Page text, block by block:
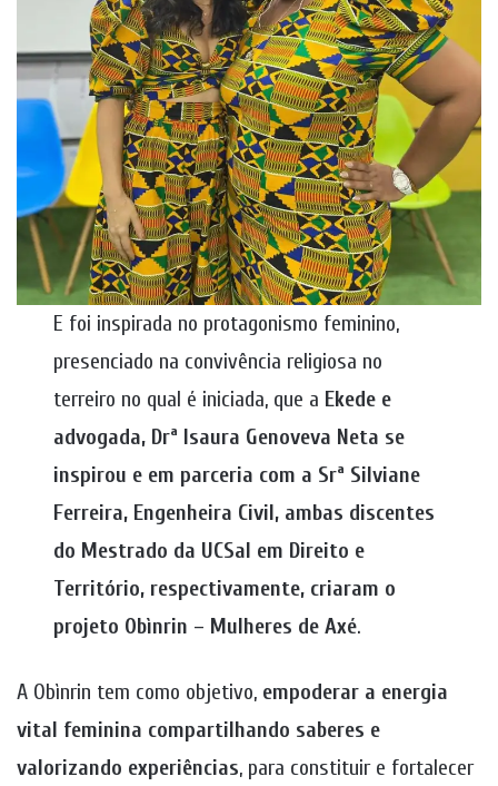
E foi inspirada no protagonismo feminino,
presenciado na convivência religiosa no
terreiro no qual é iniciada, que a Ekede e
advogada, Drª Isaura Genoveva Neta se
inspirou e em parceria com a Srª Silviane
Ferreira, Engenheira Civil, ambas discentes
do Mestrado da UCSal em Direito e
Território, respectivamente, criaram o
projeto Obìnrin – Mulheres de Axé.
A Obìnrin tem como objetivo, empoderar a energia
vital feminina compartilhando saberes e
valorizando experiências, para constituir e fortalecer